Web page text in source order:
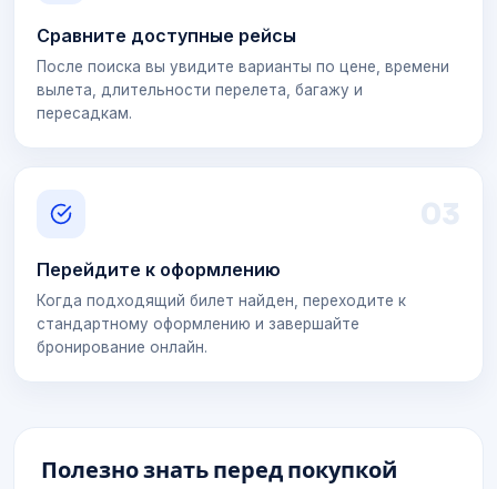
Сравните доступные рейсы
После поиска вы увидите варианты по цене, времени
вылета, длительности перелета, багажу и
пересадкам.
03
Перейдите к оформлению
Когда подходящий билет найден, переходите к
стандартному оформлению и завершайте
бронирование онлайн.
Полезно знать перед покупкой